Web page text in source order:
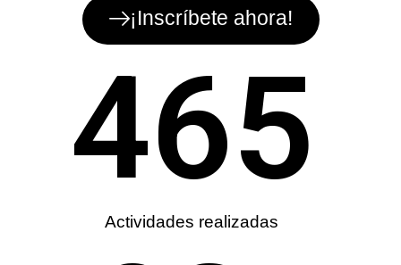
¡Inscríbete ahora!
Actividades realizadas
465